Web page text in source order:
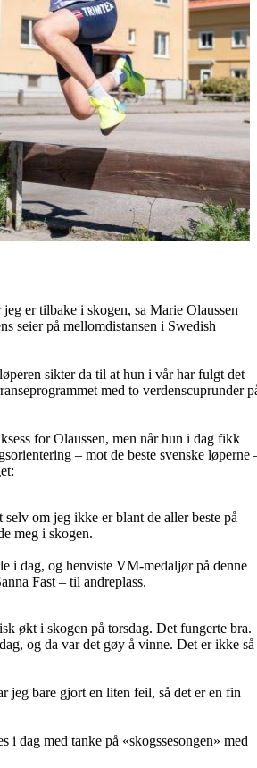
er tilbake i skogen, sa Marie Olaussen
seier på mellomdistansen i Swedish
sikter da til at hun i vår har fulgt det
med to verdenscuprunder
for Olaussen, men når hun i dag fikk
– mot de beste svenske løperne
selv om jeg ikke er blant de aller beste på
meg i skogen.
i dag, og henviste VM-medaljør på denne
Fast – til andreplass.
økt i skogen på torsdag. Det fungerte bra.
og da var det gøy å vinne. Det er ikke så
jeg bare gjort en liten feil, så det er en fin
i dag med tanke på «skogssesongen» med